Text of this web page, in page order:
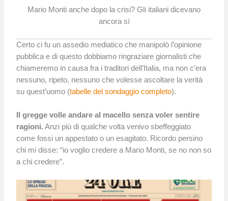
Mario Monti anche dopo la crisi? Gli italiani dicevano
ancora sì
Certo ci fu un assedio mediatico che manipolò l’opinione
pubblica e di questo dobbiamo ringraziare giornalisti che
chiameremo in causa fra i traditori dell’Italia, ma non c’era
nessuno, ripeto, nessuno che volesse ascoltare la verità
su quest’uomo (tabelle del sondaggio completo).
Il gregge volle andare al macello senza voler sentire
ragioni. Anzi più di qualche volta venivo sbeffeggiato
come fossi un appestato o un esagitato. Ricordo persino
chi mi disse: “io voglio credere a Mario Monti, se no non so
a chi credere”.